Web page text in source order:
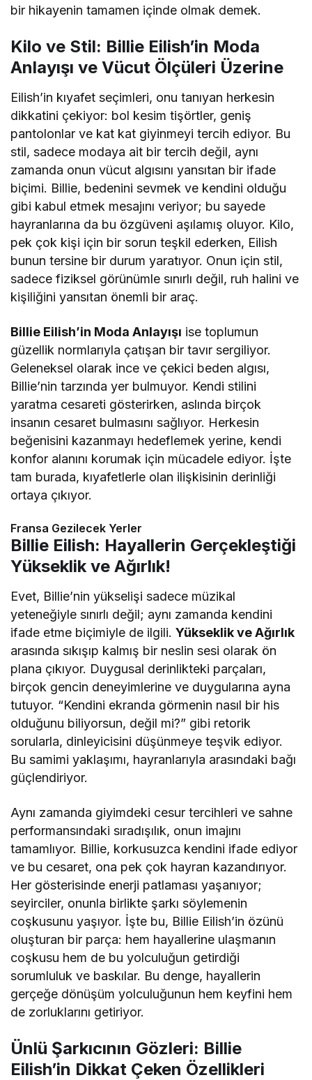
bir hikayenin tamamen içinde olmak demek.
Kilo ve Stil: Billie Eilish’in Moda
Anlayışı ve Vücut Ölçüleri Üzerine
Eilish’in kıyafet seçimleri, onu tanıyan herkesin
dikkatini çekiyor: bol kesim tişörtler, geniş
pantolonlar ve kat kat giyinmeyi tercih ediyor. Bu
stil, sadece modaya ait bir tercih değil, aynı
zamanda onun vücut algısını yansıtan bir ifade
biçimi. Billie, bedenini sevmek ve kendini olduğu
gibi kabul etmek mesajını veriyor; bu sayede
hayranlarına da bu özgüveni aşılamış oluyor. Kilo,
pek çok kişi için bir sorun teşkil ederken, Eilish
bunun tersine bir durum yaratıyor. Onun için stil,
sadece fiziksel görünümle sınırlı değil, ruh halini ve
kişiliğini yansıtan önemli bir araç.
Billie Eilish’in Moda Anlayışı ise toplumun
güzellik normlarıyla çatışan bir tavır sergiliyor.
Geleneksel olarak ince ve çekici beden algısı,
Billie’nin tarzında yer bulmuyor. Kendi stilini
yaratma cesareti gösterirken, aslında birçok
insanın cesaret bulmasını sağlıyor. Herkesin
beğenisini kazanmayı hedeflemek yerine, kendi
konfor alanını korumak için mücadele ediyor. İşte
tam burada, kıyafetlerle olan ilişkisinin derinliği
ortaya çıkıyor.
Fransa Gezilecek Yerler
Billie Eilish: Hayallerin Gerçekleştiği
Yükseklik ve Ağırlık!
Evet, Billie’nin yükselişi sadece müzikal
yeteneğiyle sınırlı değil; aynı zamanda kendini
ifade etme biçimiyle de ilgili.Yükseklik ve Ağırlık
arasında sıkışıp kalmış bir neslin sesi olarak ön
plana çıkıyor. Duygusal derinlikteki parçaları,
birçok gencin deneyimlerine ve duygularına ayna
tutuyor. “Kendini ekranda görmenin nasıl bir his
olduğunu biliyorsun, değil mi?” gibi retorik
sorularla, dinleyicisini düşünmeye teşvik ediyor.
Bu samimi yaklaşımı, hayranlarıyla arasındaki bağı
güçlendiriyor.
Aynı zamanda giyimdeki cesur tercihleri ve sahne
performansındaki sıradışılık, onun imajını
tamamlıyor. Billie, korkusuzca kendini ifade ediyor
ve bu cesaret, ona pek çok hayran kazandırıyor.
Her gösterisinde enerji patlaması yaşanıyor;
seyirciler, onunla birlikte şarkı söylemenin
coşkusunu yaşıyor. İşte bu, Billie Eilish’in özünü
oluşturan bir parça: hem hayallerine ulaşmanın
coşkusu hem de bu yolculuğun getirdiği
sorumluluk ve baskılar. Bu denge, hayallerin
gerçeğe dönüşüm yolculuğunun hem keyfini hem
de zorluklarını getiriyor.
Ünlü Şarkıcının Gözleri: Billie
Eilish’in Dikkat Çeken Özellikleri